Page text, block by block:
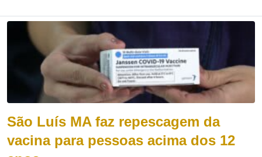
São Luís MA faz repescagem da
vacina para pessoas acima dos 12